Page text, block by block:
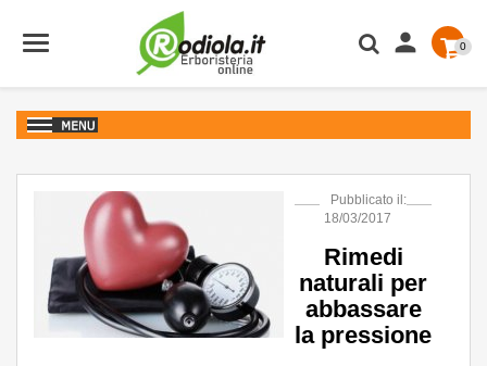
 0
Pubblicato il:
18/03/2017
Rimedi
naturali per
abbassare
la pressione